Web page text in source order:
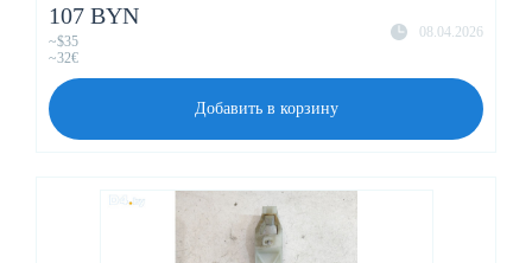
08.04.2026
107 BYN
~$35
~32€
Добавить в корзину